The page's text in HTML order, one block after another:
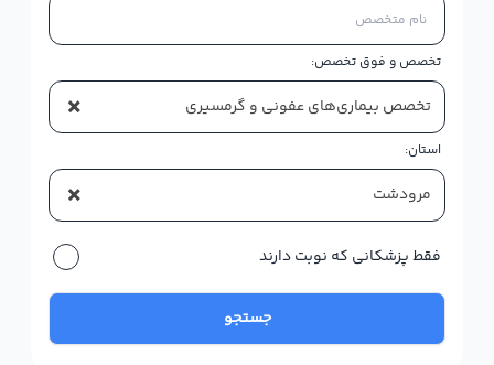
تخصص و فوق تخصص:
× تخصص بیماری‌های عفونی و گرمسیری
استان:
× مرودشت
فقط پزشکانی که نوبت دارند
جستجو